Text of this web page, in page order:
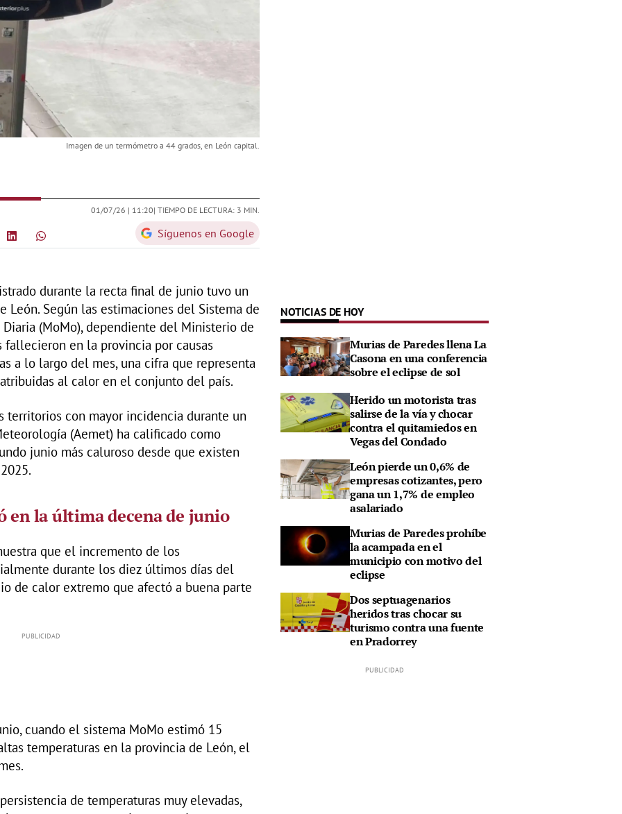
Imagen de un termómetro a 44 grados, en León capital.
01/07/26 | 11:20| TIEMPO DE LECTURA: 3 MIN.
Síguenos en Google
durante la recta final de junio tuvo un
Según las estimaciones del Sistema de
(MoMo), dependiente del Ministerio de
fallecieron en la provincia por causas
a lo largo del mes, una cifra que representa
al calor en el conjunto del país.
territorios con mayor incidencia durante un
(Aemet) ha calificado como
junio más caluroso desde que existen
en la última decena de junio
que el incremento de los
durante los diez últimos días del
de calor extremo que afectó a buena parte
cuando el sistema MoMo estimó 15
temperaturas en la provincia de León, el
de temperaturas muy elevadas,
NOTICIAS DE HOY
Murias de Paredes llena La
Casona en una conferencia
sobre el eclipse de sol
Herido un motorista tras
salirse de la vía y chocar
contra el quitamiedos en
Vegas del Condado
León pierde un 0,6% de
empresas cotizantes, pero
gana un 1,7% de empleo
asalariado
Murias de Paredes prohíbe
la acampada en el
municipio con motivo del
eclipse
Dos septuagenarios
heridos tras chocar su
turismo contra una fuente
en Pradorrey